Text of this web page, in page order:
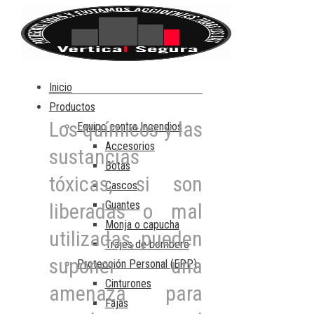
Inicio
Productos
Equipo contra Incendios
Accesorios
Botas
Cascos
Guantes
Monja o capucha
Trajes de bombero
Protección Personal (EPP)
Cinturones
Fajas
Los químicos y las
sustancias
tóxicas, si son
liberadas o mal
utilizadas, pueden
suponer una
amenaza para